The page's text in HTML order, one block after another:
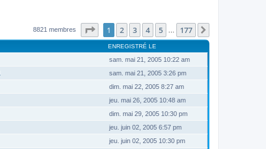
8821 membres Page sur177
1 2 3 4 5 177
ENREGISTRÉ LE
sam. mai 21, 2005 10:22 am
sam. mai 21, 2005 3:26 pm
dim. mai 22, 2005 8:27 am
jeu. mai 26, 2005 10:48 am
dim. mai 29, 2005 10:30 pm
jeu. juin 02, 2005 6:57 pm
jeu. juin 02, 2005 10:30 pm